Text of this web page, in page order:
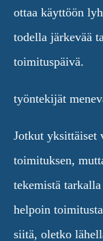
ottaa käyttöön
todella järkevää
toimituspäivä.
työntekijät
Jotkut yksittäiset
toimituksen,
tekemistä
helpoin
siitä, oletko